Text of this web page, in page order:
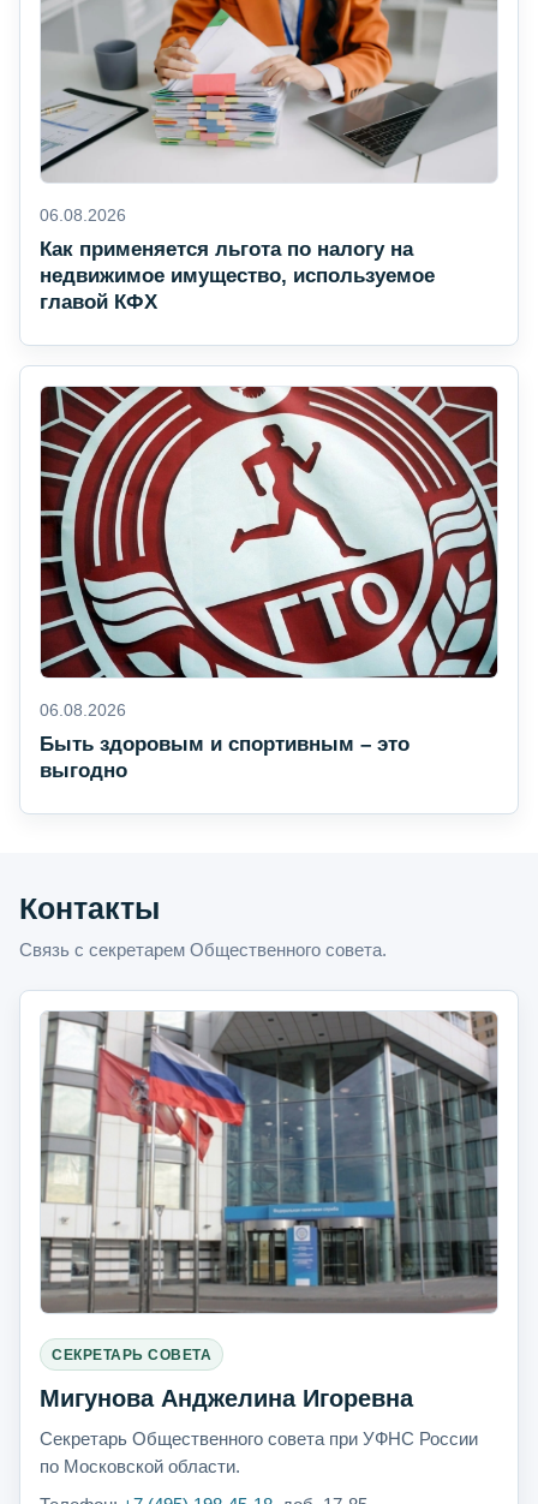
06.08.2026
Как применяется льгота по налогу на
недвижимое имущество, используемое
главой КФХ
06.08.2026
Быть здоровым и спортивным – это
выгодно
Контакты
Связь с секретарем Общественного совета.
СЕКРЕТАРЬ СОВЕТА
Мигунова Анджелина Игоревна
Секретарь Общественного совета при УФНС России
по Московской области.